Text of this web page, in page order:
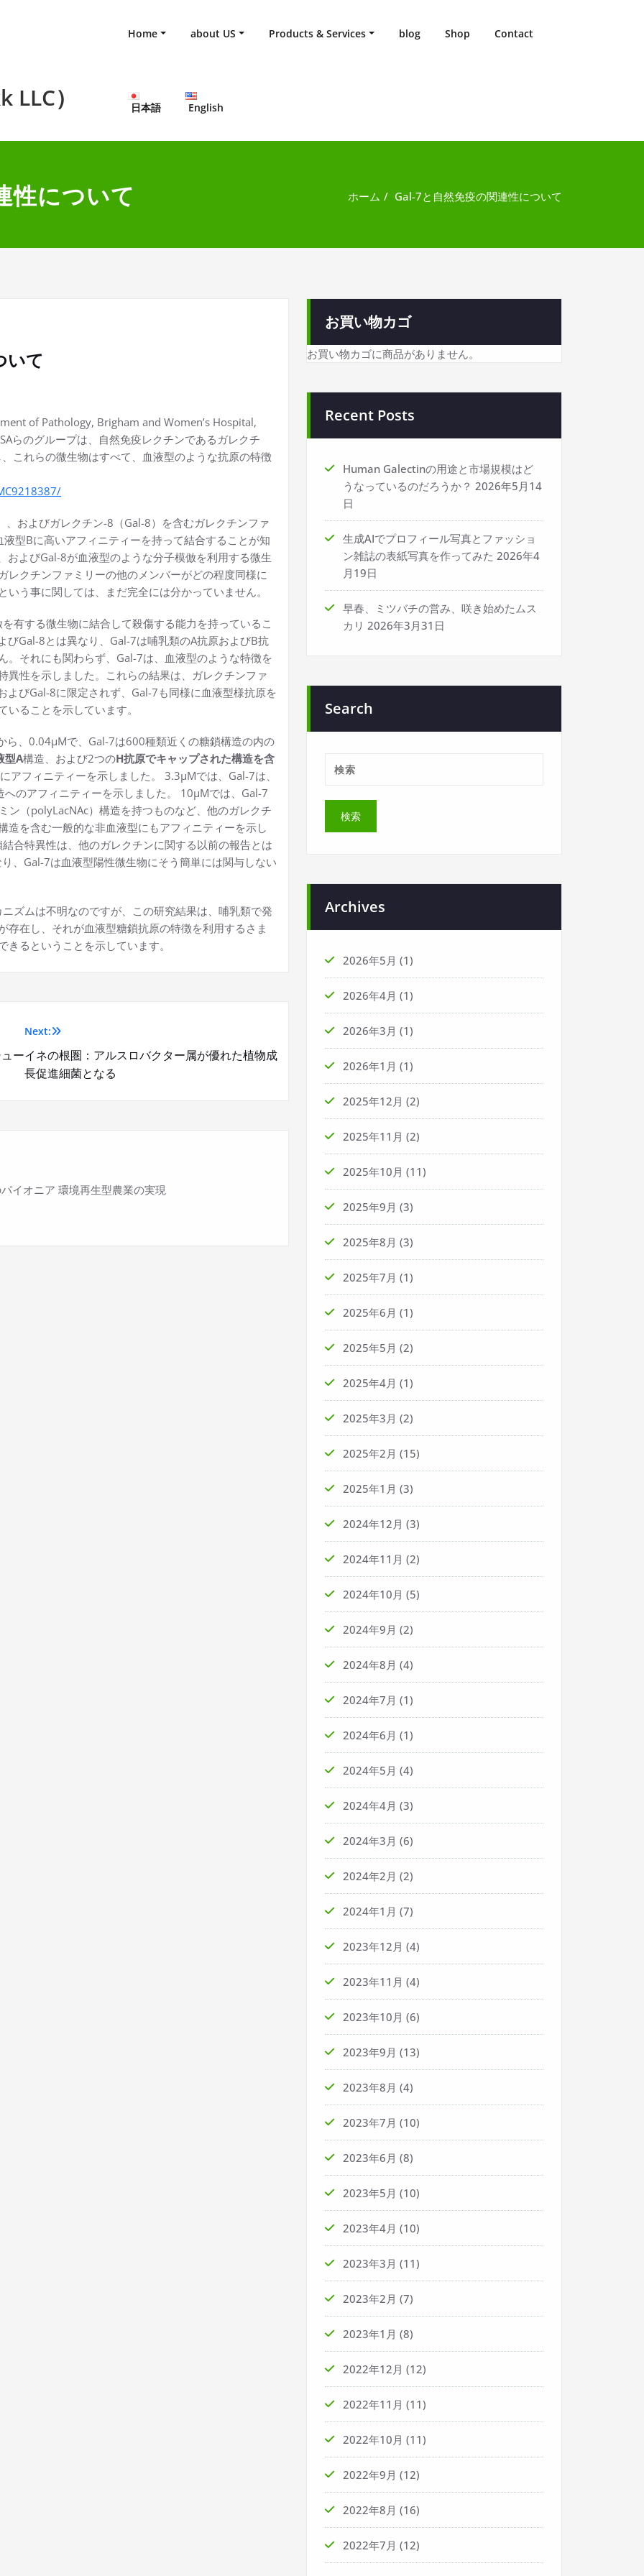
）
Home about US Products & Services blog Shop Contact
日本語 English
性について ホーム Gal-7と自然免疫の関連性について
いて
of Pathology, Brigham and Women’s Hospital,
らのグループは、自然免疫レクチンであるガレクチ
これらの微生物はすべて、血液型のような抗原の特徴
およびガレクチン-8（Gal-8）を含むガレクチンファ
型Bに高いアフィニティーを持って結合することが知
よびGal-8が血液型のような分子模倣を利用する微生
レクチンファミリーの他のメンバーがどの程度同様に
う事に関しては、まだ完全には分かっていません。
有する微生物に結合して殺傷する能力を持っているこ
Gal-8とは異なり、Gal-7は哺乳類のA抗原およびB抗
。それにも関わらず、Gal-7は、血液型のような特徴を
性を示しました。これらの結果は、ガレクチンファ
びGal-8に限定されず、Gal-7も同様に血液型様抗原を
ることを示しています。
ら、0.04μMで、Gal-7は600種類近くの糖鎖構造の内の
型A構造、および2つのH抗原でキャップされた構造を含
にアフィニティーを示しました。 3.3μMでは、Gal-7は、
のアフィニティーを示しました。 10μMでは、Gal-7
ン（polyLacNAc）構造を持つものなど、他のガレクチ
を含む一般的な非血液型にもアフィニティーを示し
合特異性は、他のガレクチンに関する以前の報告とは
、Gal-7は血液型陽性微生物にそう簡単には関与しない
ズムは不明なのですが、この研究結果は、哺乳類で発
在し、それが血液型糖鎖抗原の特徴を利用するさま
るということを示しています。
ー
Next:
イネの根圏：アルスロバクター属が優れた植物成
長促進細菌となる
イオニア 環境再生型農業の実現
お買い物カゴ
お買い物カゴに商品がありません。
Recent Posts
Human Galectinの用途と市場規模はど
うなっているのだろうか？ 2026年5月14
日
生成AIでプロフィール写真とファッショ
ン雑誌の表紙写真を作ってみた 2026年4
月19日
早春、ミツバチの営み、咲き始めたムス
カリ 2026年3月31日
Search
Archives
2026年5月 (1)
2026年4月 (1)
2026年3月 (1)
2026年1月 (1)
2025年12月 (2)
2025年11月 (2)
2025年10月 (11)
2025年9月 (3)
2025年8月 (3)
2025年7月 (1)
2025年6月 (1)
2025年5月 (2)
2025年4月 (1)
2025年3月 (2)
2025年2月 (15)
2025年1月 (3)
2024年12月 (3)
2024年11月 (2)
2024年10月 (5)
2024年9月 (2)
2024年8月 (4)
2024年7月 (1)
2024年6月 (1)
2024年5月 (4)
2024年4月 (3)
2024年3月 (6)
2024年2月 (2)
2024年1月 (7)
2023年12月 (4)
2023年11月 (4)
2023年10月 (6)
2023年9月 (13)
2023年8月 (4)
2023年7月 (10)
2023年6月 (8)
2023年5月 (10)
2023年4月 (10)
2023年3月 (11)
2023年2月 (7)
2023年1月 (8)
2022年12月 (12)
2022年11月 (11)
2022年10月 (11)
2022年9月 (12)
2022年8月 (16)
2022年7月 (12)